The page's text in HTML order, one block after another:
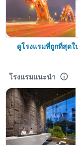
ดูโรงแรมที่ถูกที่สุดใ
โรงแรมแนะนำ